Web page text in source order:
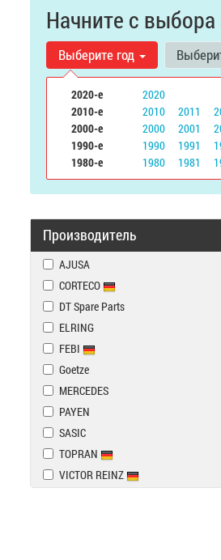
Начните с
Выберите год
2020-е
2020
2010-е
2010 2011
2000-е
2000 2001
1990-е
1990 1991
1980-е
1980 1981
Производитель
AJUSA
CORTECO
DT Spare Parts
ELRING
FEBI
Goetze
MERCEDES
PAYEN
SASIC
TOPRAN
VICTOR REINZ